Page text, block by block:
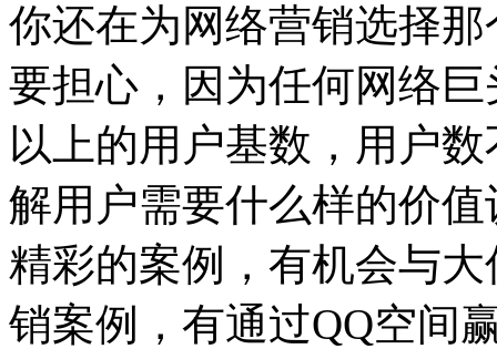
你还在为网络营销选择
要担心，因为任何网络
以上的用户基数，用户
解用户需要什么样的价
精彩的案例，有机会与
销案例，有通过QQ空间